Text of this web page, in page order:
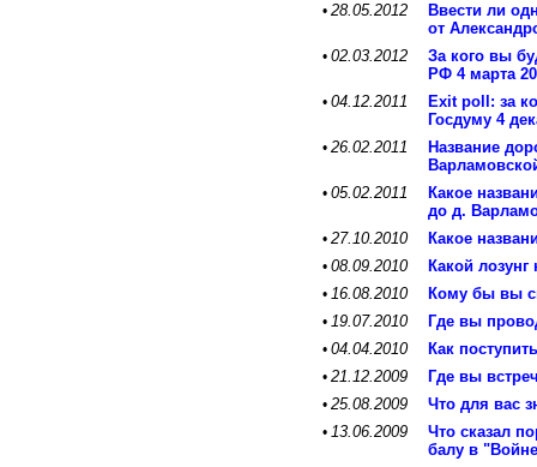
• 28.05.2012
Ввести ли
от
• 02.03.2012
За кого вы
РФ 4 марта
• 04.12.2011
Exit poll: за
Госдуму 4
• 26.02.2011
Название
• 05.02.2011
Какое
до д.
• 27.10.2010 Какое
• 08.09.2010 Какой
• 16.08.2010 Кому бы вы
• 19.07.2010 Где вы
• 04.04.2010 Как
• 21.12.2009 Где вы
• 25.08.2009 Что для вас
• 13.06.2009
Что сказал
балу в